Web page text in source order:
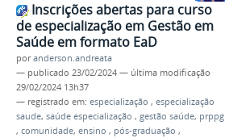
Inscrições abertas para curso
de especialização em Gestão em
Saúde em formato EaD
poranderson.andreata
— publicado 23/02/2024 — última modificação
29/02/2024 13h37
— registrado em: especialização , especialização
saude, saúde especialização , gestão saúde, prppg
, comunidade, ensino , pós-graduação ,